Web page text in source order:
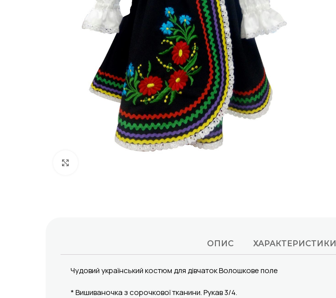
ОПИС ХАРАКТЕРИСТИКИ
Чудовий український костюм для дівчаток Волошкове поле
* Вишиваночка з сорочкової тканини. Рукав 3/4.